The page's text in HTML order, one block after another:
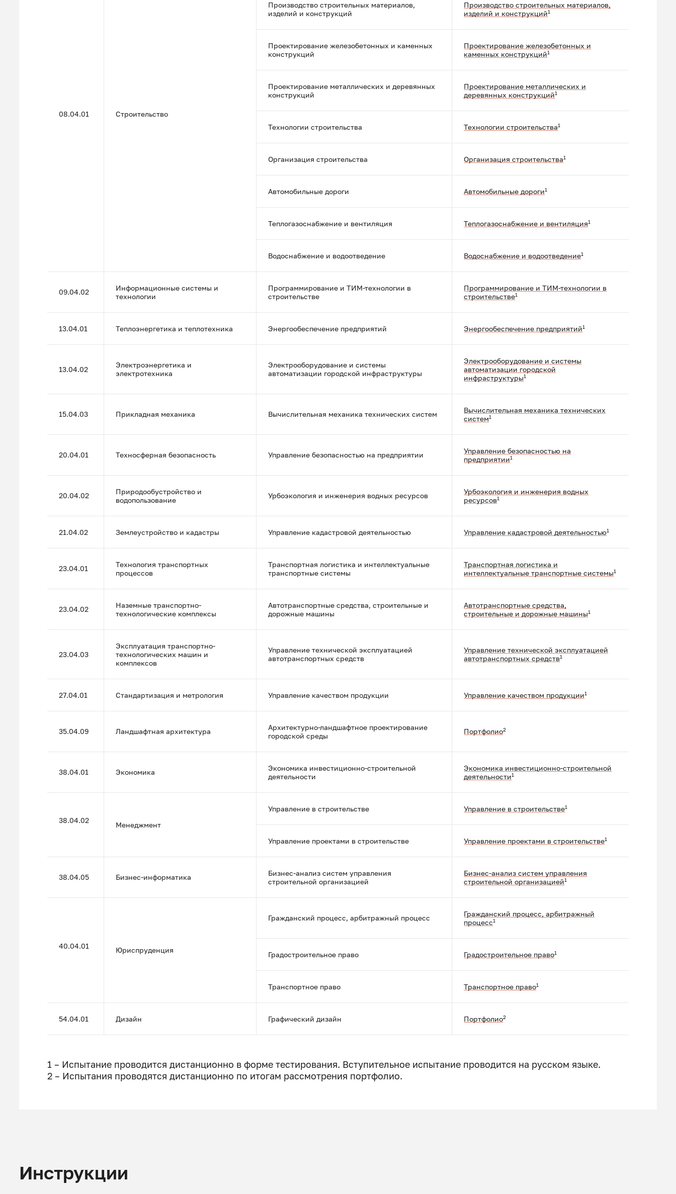
08.04.01 Строительство
Производство строительных материалов,
изделий и конструкций
Производство строительных материалов,
изделий и конструкций1
Проектирование железобетонных и каменных
конструкций
Проектирование железобетонных и
каменных конструкций1
Проектирование металлических и деревянных
конструкций
Проектирование металлических и
деревянных конструкций1
Технологии строительства Технологии строительства1
Организация строительства Организация строительства1
Автомобильные дороги Автомобильные дороги1
Теплогазоснабжение и вентиляция Теплогазоснабжение и вентиляция1
Водоснабжение и водоотведение Водоснабжение и водоотведение1
09.04.02
Информационные системы и
технологии
Программирование и ТИМ-технологии в
строительстве
Программирование и ТИМ-технологии в
строительстве1
13.04.01 Теплоэнергетика и теплотехника Энергообеспечение предприятий Энергообеспечение предприятий1
13.04.02
Электроэнергетика и
электротехника
Электрооборудование и системы
автоматизации городской инфраструктуры
Электрооборудование и системы
автоматизации городской
инфраструктуры1
15.04.03 Прикладная механика Вычислительная механика технических систем
Вычислительная механика технических
систем1
20.04.01 Техносферная безопасность Управление безопасностью на предприятии
Управление безопасностью на
предприятии1
20.04.02
Природообустройство и
водопользование
Урбоэкология и инженерия водных ресурсов
Урбоэкология и инженерия водных
ресурсов1
21.04.02 Землеустройство и кадастры Управление кадастровой деятельностью Управление кадастровой деятельностью1
23.04.01
Технология транспортных
процессов
Транспортная логистика и интеллектуальные
транспортные системы
Транспортная логистика и
интеллектуальные транспортные системы1
23.04.02
Наземные транспортно-
технологические комплексы
Автотранспортные средства, строительные и
дорожные машины
Автотранспортные средства,
строительные и дорожные машины1
23.04.03
Эксплуатация транспортно-
технологических машин и
комплексов
Управление технической эксплуатацией
автотранспортных средств
Управление технической эксплуатацией
автотранспортных средств1
27.04.01 Стандартизация и метрология Управление качеством продукции Управление качеством продукции1
35.04.09 Ландшафтная архитектура
Архитектурно-ландшафтное проектирование
городской среды
Портфолио2
38.04.01 Экономика
Экономика инвестиционно-строительной
деятельности
Экономика инвестиционно-строительной
деятельности1
38.04.02
Менеджмент
Управление в строительстве Управление в строительстве1
Управление проектами в строительстве Управление проектами в строительстве1
38.04.05 Бизнес-информатика
Бизнес-анализ систем управления
строительной организацией
Бизнес-анализ систем управления
строительной организацией1
40.04.01 Юриспруденция
Гражданский процесс, арбитражный процесс
Гражданский процесс, арбитражный
процесс1
Градостроительное право Градостроительное право1
Транспортное право Транспортное право1
54.04.01 Дизайн Графический дизайн Портфолио2
1 – Испытание проводится дистанционно в форме тестирования. Вступительное испытание проводится на русском языке.
2 – Испытания проводятся дистанционно по итогам рассмотрения портфолио.
Инструкции